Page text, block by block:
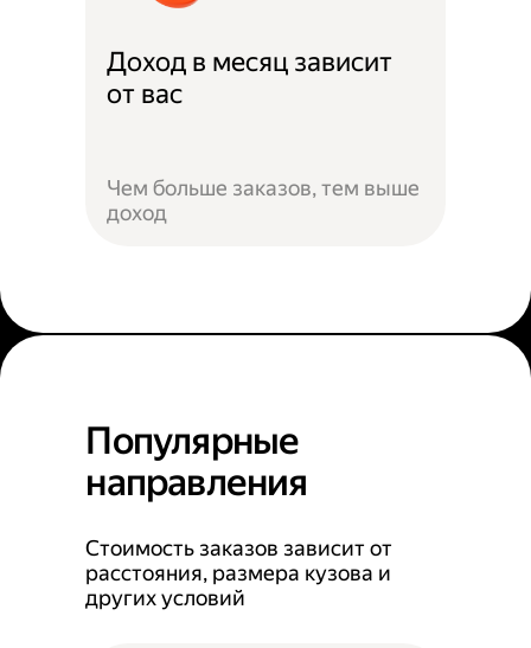
Доход в месяц зависит
от вас
Чем больше заказов, тем выше
доход
Популярные
направления
Стоимость заказов зависит от
расстояния, размера кузова и
других условий